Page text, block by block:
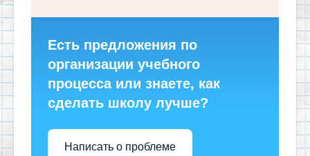
Есть предложения по
организации учебного
процесса или знаете, как
сделать школу лучше?
Написать о проблеме